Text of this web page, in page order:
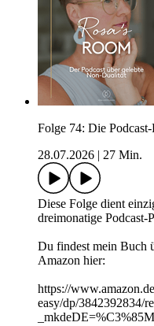
Folge 74: Die Podcast-
28.07.2026
27 Min.
Diese Folge dient
dreimonatige Podcast-
Du findest mein Buch
Amazon hier:
https://
easy/dp/3842392834/